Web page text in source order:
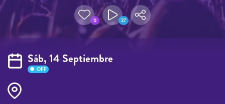
0 27
Sáb, 14 Septiembre
OFF